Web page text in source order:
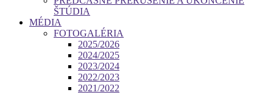
ŠTÚDIA
MÉDIA
FOTOGALÉRIA
2025/2026
2024/2025
2023/2024
2022/2023
2021/2022